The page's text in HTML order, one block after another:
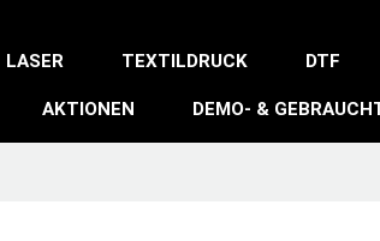
LASER TEXTILDRUCK DTF
AKTIONEN DEMO- &